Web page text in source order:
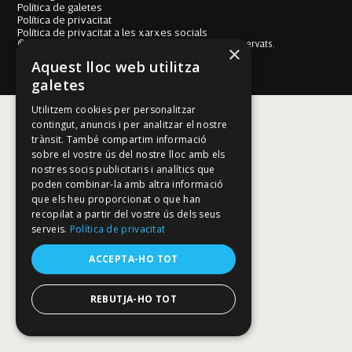
Política de galetes
Política de privacitat
Política de privacitat a les xarxes socials
© Fundació Mallorca Literària 2026. Tots els drets reservats.
Disseny i desenvolupament web BESTALDE STUDIO
×
Aquest lloc web utilitza
galetes
Utilitzem cookies per personalitzar
contingut, anuncis i per analitzar el nostre
trànsit. També compartim informació
sobre el vostre ús del nostre lloc amb els
nostres socis publicitaris i analítics que
poden combinar-la amb altra informació
que els heu proporcionat o que han
recopilat a partir del vostre ús dels seus
serveis. Política de privacitat
ACCEPTA-HO TOT
REBUTJA-HO TOT